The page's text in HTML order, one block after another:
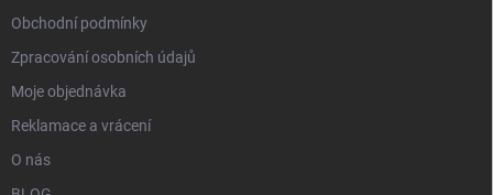
Obchodní podmínky
Zpracování osobních údajů
Moje objednávka
Reklamace a vrácení
O nás